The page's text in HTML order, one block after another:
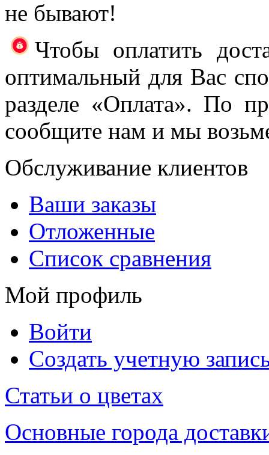
не бывают!
Чтобы оплатить
оптимальный для Вас
разделе «Оплата». По
сообщите нам и мы
Обслуживание клиентов
Ваши заказы
Отложенные
Список сравнения
Мой профиль
Войти
Создать учетную
Статьи о цветах
Основные города